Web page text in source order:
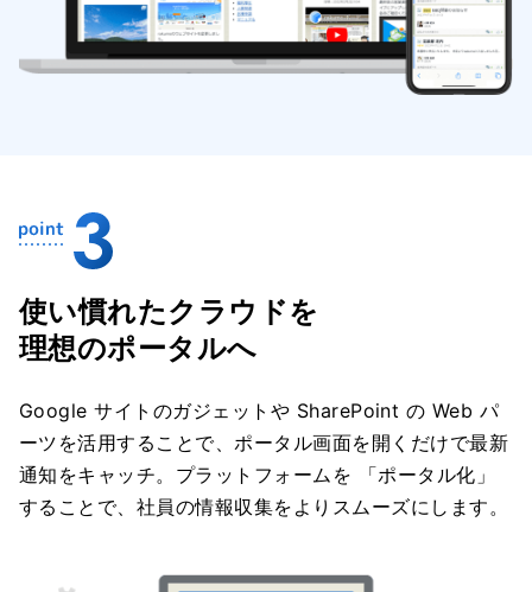
使い慣れたクラウドを
理想のポータルへ
Google サイトのガジェットや SharePoint の Web パ
ーツを活用することで、ポータル画面を開くだけで最新
通知をキャッチ。プラットフォームを 「ポータル化」
することで、社員の情報収集をよりスムーズにします。